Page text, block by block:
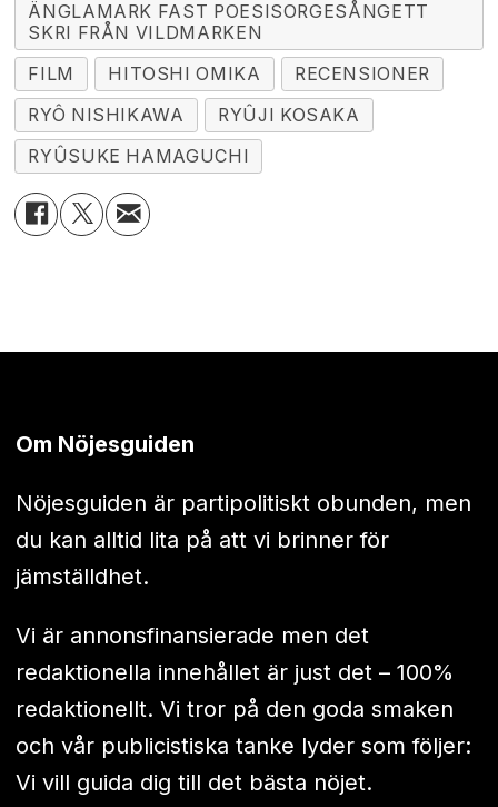
ÄNGLAMARK FAST POESISORGESÅNGETT
SKRI FRÅN VILDMARKEN
FILM
HITOSHI OMIKA
RECENSIONER
RYÔ NISHIKAWA
RYÛJI KOSAKA
RYÛSUKE HAMAGUCHI
Om Nöjesguiden
Nöjesguiden är partipolitiskt obunden, men
du kan alltid lita på att vi brinner för
jämställdhet.
Vi är annonsfinansierade men det
redaktionella innehållet är just det – 100%
redaktionellt. Vi tror på den goda smaken
och vår publicistiska tanke lyder som följer:
Vi vill guida dig till det bästa nöjet.